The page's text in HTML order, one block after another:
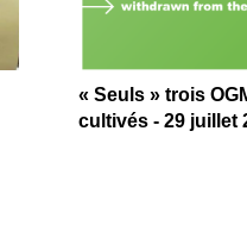
« Seuls » trois
cultivés - 29 juillet